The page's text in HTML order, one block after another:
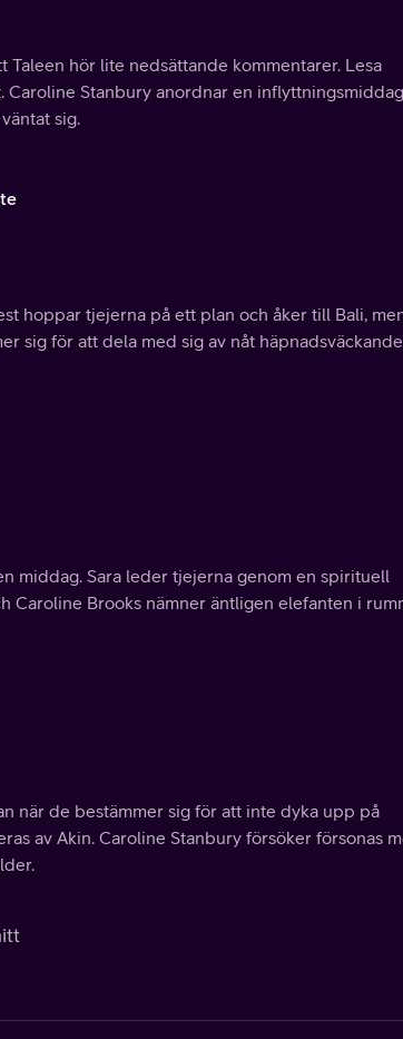
Taleen hör lite nedsättande kommentarer. Lesa
Stanbury anordnar en
sig.
hoppar tjejerna på ett plan och åker till Bali,
sig för att dela med sig av nåt häpnadsväckande
middag. Sara leder tjejerna genom en spirituell
Caroline Brooks nämner äntligen elefanten i
när de bestämmer sig för att inte dyka upp på
av Akin. Caroline Stanbury försöker försonas